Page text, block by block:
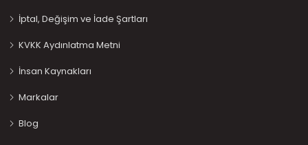
İptal, Değişim ve İade Şartları
KVKK Aydınlatma Metni
İnsan Kaynakları
Markalar
Blog